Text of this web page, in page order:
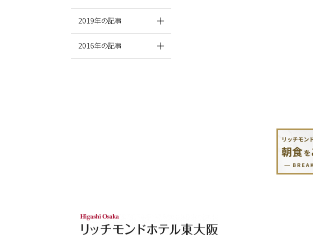
2019年の記事
2016年の記事